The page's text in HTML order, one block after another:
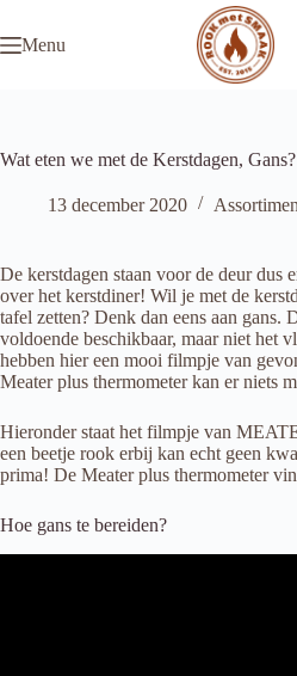
de Menu
Wat eten we met de Kerstdagen, Gans?
13 december 2020
De kerstdagen staan voor de deur dus
over het kerstdiner! Wil je met de
tafel zetten? Denk dan eens aan gans.
voldoende beschikbaar, maar niet het
hebben hier een mooi filmpje van
Meater plus thermometer kan er niets
Hieronder staat het filmpje van
een beetje rook erbij kan echt geen
prima! De Meater plus thermometer
Hoe gans te bereiden?